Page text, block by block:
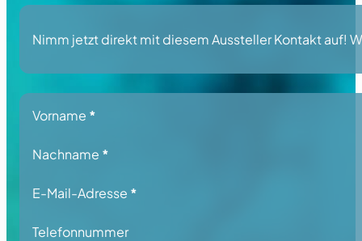
Nimm jetzt direkt mit diesem Aussteller Kontakt auf!
Section
Vorname *
Nachname *
E-Mail-Adresse *
Telefonnummer